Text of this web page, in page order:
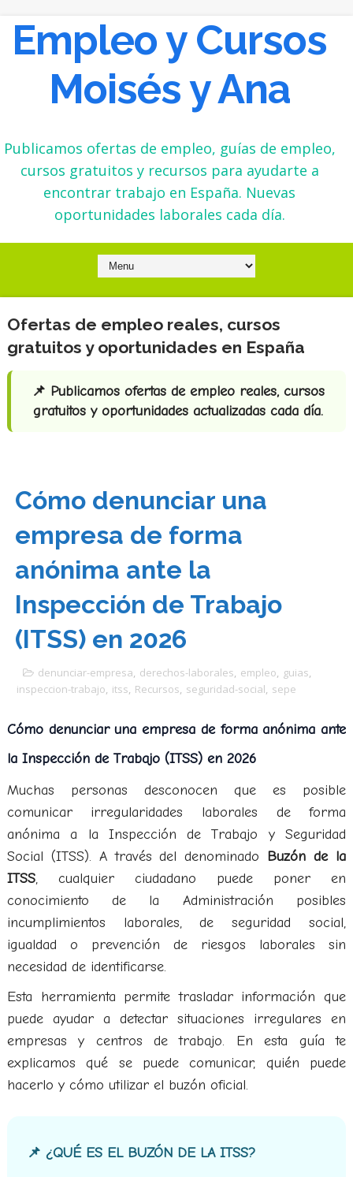
Empleo y Cursos
Moisés y Ana
Publicamos ofertas de empleo, guías de empleo,
cursos gratuitos y recursos para ayudarte a
encontrar trabajo en España. Nuevas
oportunidades laborales cada día.
Ofertas de empleo reales, cursos
gratuitos y oportunidades en España
📌 Publicamos ofertas de empleo reales, cursos
gratuitos y oportunidades actualizadas cada día.
Cómo denunciar una
empresa de forma
anónima ante la
Inspección de Trabajo
(ITSS) en 2026
denunciar-empresa, derechos-laborales, empleo, guias,
inspeccion-trabajo, itss, Recursos, seguridad-social, sepe
Cómo denunciar una empresa de forma anónima ante
la Inspección de Trabajo (ITSS) en 2026
Muchas personas desconocen que es posible
comunicar irregularidades laborales de forma
anónima a la Inspección de Trabajo y Seguridad
Social (ITSS). A través del denominado Buzón de la
ITSS, cualquier ciudadano puede poner en
conocimiento de la Administración posibles
incumplimientos laborales, de seguridad social,
igualdad o prevención de riesgos laborales sin
necesidad de identificarse.
Esta herramienta permite trasladar información que
puede ayudar a detectar situaciones irregulares en
empresas y centros de trabajo. En esta guía te
explicamos qué se puede comunicar, quién puede
hacerlo y cómo utilizar el buzón oficial.
📌 ¿QUÉ ES EL BUZÓN DE LA ITSS?